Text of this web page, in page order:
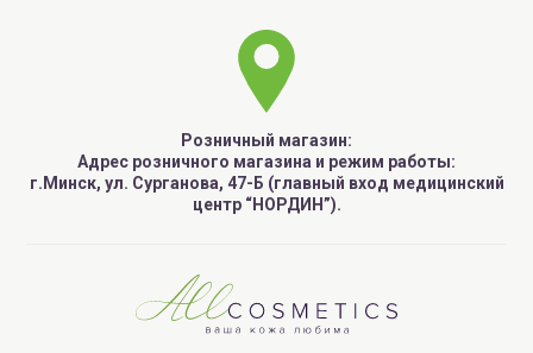
Розничный магазин:
Адрес розничного магазина и режим работы:
г.Минск, ул. Сурганова, 47-Б (главный вход медицинский
центр “НОРДИН”).